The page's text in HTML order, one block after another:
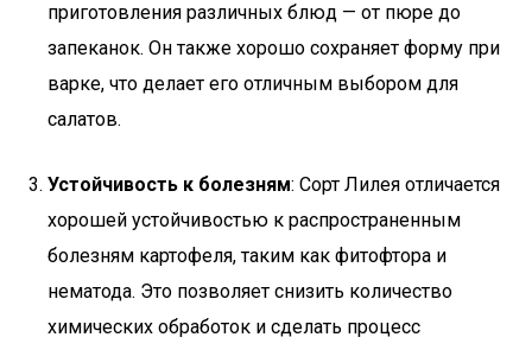
приготовления различных блюд — от пюре до
запеканок. Он также хорошо сохраняет форму при
варке, что делает его отличным выбором для
салатов.
Устойчивость к болезням: Сорт Лилея отличается
хорошей устойчивостью к распространенным
болезням картофеля, таким как фитофтора и
нематода. Это позволяет снизить количество
химических обработок и сделать процесс